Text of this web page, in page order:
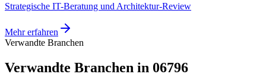
Strategische IT-Beratung und Architektur-Review
Mehr erfahren
Verwandte Branchen
Verwandte Branchen in 06796